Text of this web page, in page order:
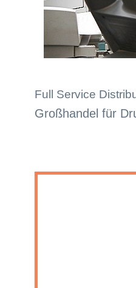
Full Service
Großhandel für